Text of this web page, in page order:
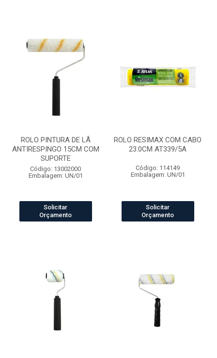
ROLO PINTURA DE LÃ
ANTIRESPINGO 15CM COM
SUPORTE
Código: 13002000
Embalagem: UN/01
Solicitar
Orçamento
ROLO RESIMAX COM CABO
23.0CM AT339/5A
Código: 114149
Embalagem: UN/01
Solicitar
Orçamento